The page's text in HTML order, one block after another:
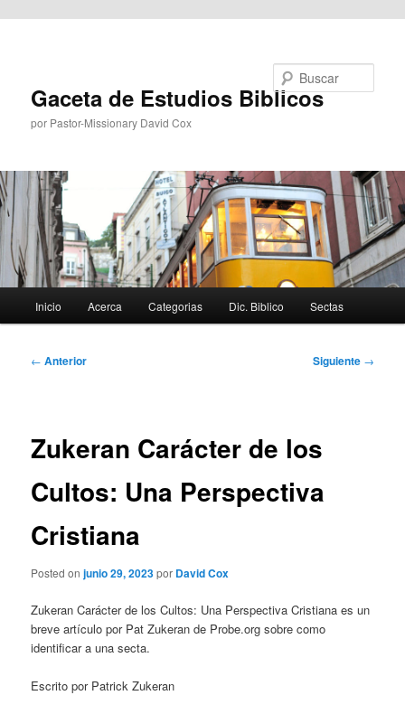
Gaceta de Estudios Biblicos
por Pastor-Missionary David Cox
principal
Inicio Acerca Categorias Dic. Biblico Sectas
Navegación
← Anterior Siguiente →
Zukeran Carácter de los
Cultos: Una Perspectiva
Cristiana
Posted onjunio 29, 2023por David Cox
Zukeran Carácter de los Cultos: Una Perspectiva Cristiana es un
breve artículo por Pat Zukeran de Probe.org sobre como
identificar a una secta.
Escrito por Patrick Zukeran